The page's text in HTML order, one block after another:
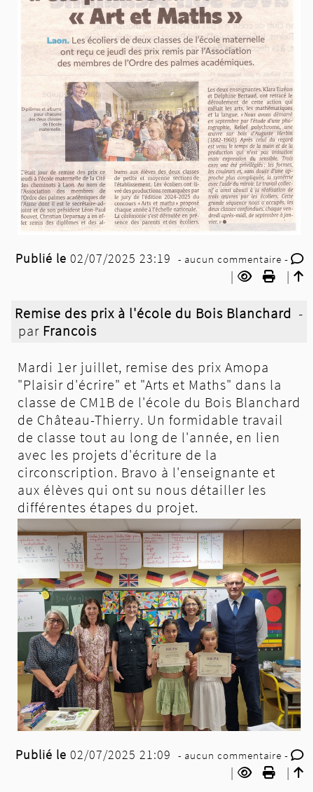
Publié le 02/07/2025 23:19 - aucun commentaire -
| |
Remise des prix à l'école du Bois Blanchard -
par Francois
Mardi 1er juillet, remise des prix Amopa
"Plaisir d'écrire" et "Arts et Maths" dans la
classe de CM1B de l'école du Bois Blanchard
de Château-Thierry. Un formidable travail
de classe tout au long de l'année, en lien
avec les projets d'écriture de la
circonscription. Bravo à l'enseignante et
aux élèves qui ont su nous détailler les
différentes étapes du projet.
Publié le 02/07/2025 21:09 - aucun commentaire -
| |